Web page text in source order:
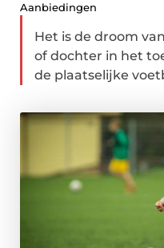
Aanbiedingen
Het is de droom
of dochter in het
de plaatselijke